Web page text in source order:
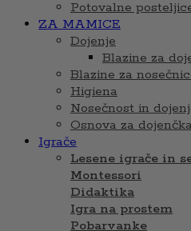
Potovalne
ZA MAMICE
Dojenje
Blazine za
Blazine za
Higiena
Nosečnost in
Osnova za dojenčka
Igrače
Lesene igrače in
Montessori
Didaktika
Igra na prostem
Pobarvanke